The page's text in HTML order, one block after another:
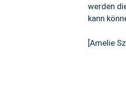
werden
kann
[Amelie